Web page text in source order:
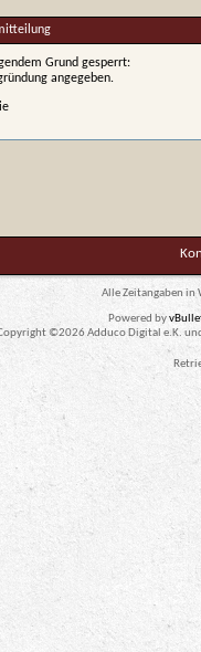
Grund gesperrt:
angegeben.
Alle Zeitangaben in
Powered by
©2026 Adduco Digital e.K.